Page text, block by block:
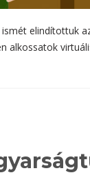
elindítottuk
alkossatok